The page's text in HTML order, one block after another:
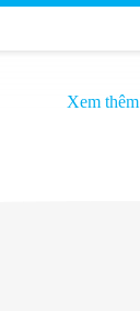
Xem thêm